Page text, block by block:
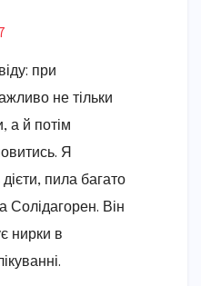
при
не тільки
а й потім
Я
пила багато
Солідагорен. Він
нирки в